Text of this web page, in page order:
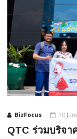
BizFocus 10
QTC ร่วมบริจา